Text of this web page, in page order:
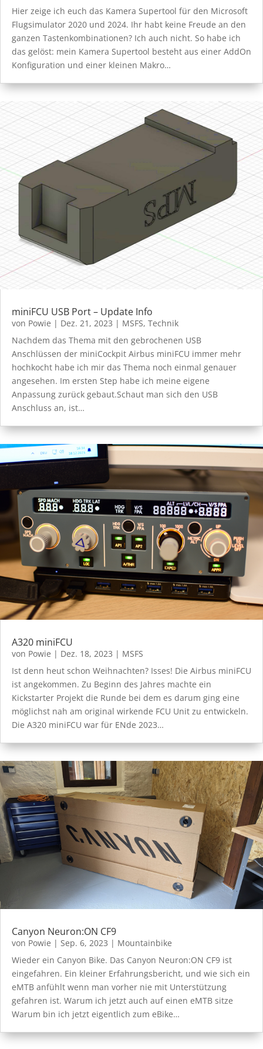
Hier zeige ich euch das Kamera Supertool für den Microsoft
Flugsimulator 2020 und 2024. Ihr habt keine Freude an den
ganzen Tastenkombinationen? Ich auch nicht. So habe ich
das gelöst: mein Kamera Supertool besteht aus einer AddOn
Konfiguration und einer kleinen Makro…
miniFCU USB Port – Update Info
von Powie | Dez. 21, 2023 | MSFS, Technik
Nachdem das Thema mit den gebrochenen USB
Anschlüssen der miniCockpit Airbus miniFCU immer mehr
hochkocht habe ich mir das Thema noch einmal genauer
angesehen. Im ersten Step habe ich meine eigene
Anpassung zurück gebaut.Schaut man sich den USB
Anschluss an, ist…
A320 miniFCU
von Powie | Dez. 18, 2023 | MSFS
Ist denn heut schon Weihnachten? Isses! Die Airbus miniFCU
ist angekommen. Zu Beginn des Jahres machte ein
Kickstarter Projekt die Runde bei dem es darum ging eine
möglichst nah am original wirkende FCU Unit zu entwickeln.
Die A320 miniFCU war für ENde 2023…
Canyon Neuron:ON CF9
von Powie | Sep. 6, 2023 | Mountainbike
Wieder ein Canyon Bike. Das Canyon Neuron:ON CF9 ist
eingefahren. Ein kleiner Erfahrungsbericht, und wie sich ein
eMTB anfühlt wenn man vorher nie mit Unterstützung
gefahren ist. Warum ich jetzt auch auf einen eMTB sitze
Warum bin ich jetzt eigentlich zum eBike…